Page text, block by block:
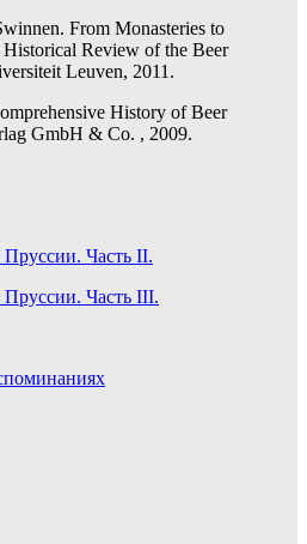
From Monasteries to
Review of the Beer
Leuven, 2011.
History of Beer
GmbH & Co. , 2009.
Часть II.
Часть III.